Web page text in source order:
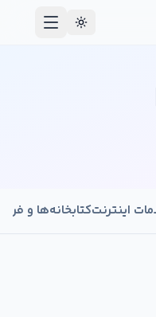
اینترنتکتابخانه‌ها و